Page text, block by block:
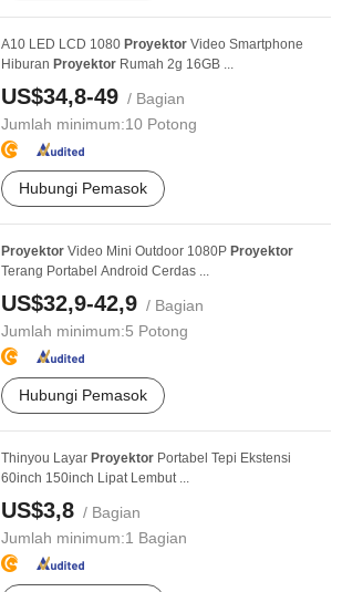
A10 LED LCD 1080 Proyektor Video Smartphone
Hiburan Proyektor Rumah 2g 16GB ...
US$34,8-49 / Bagian
Jumlah minimum:10 Potong
Hubungi Pemasok
Proyektor Video Mini Outdoor 1080P Proyektor
Terang Portabel Android Cerdas ...
US$32,9-42,9 / Bagian
Jumlah minimum:5 Potong
Hubungi Pemasok
Thinyou Layar Proyektor Portabel Tepi Ekstensi
60inch 150inch Lipat Lembut ...
US$3,8 / Bagian
Jumlah minimum:1 Bagian